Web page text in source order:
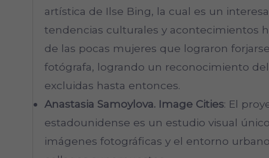
artística de Ilse Bing, la cual es un
tendencias culturales y acontecimientos
de las pocas mujeres que lograron
fotógrafa, logrando un reconocimiento
excluidas hasta entonces.
Anastasia Samoylova. Image Cities: El
estadounidense es un estudio visual
imágenes fotográficas y el entorno